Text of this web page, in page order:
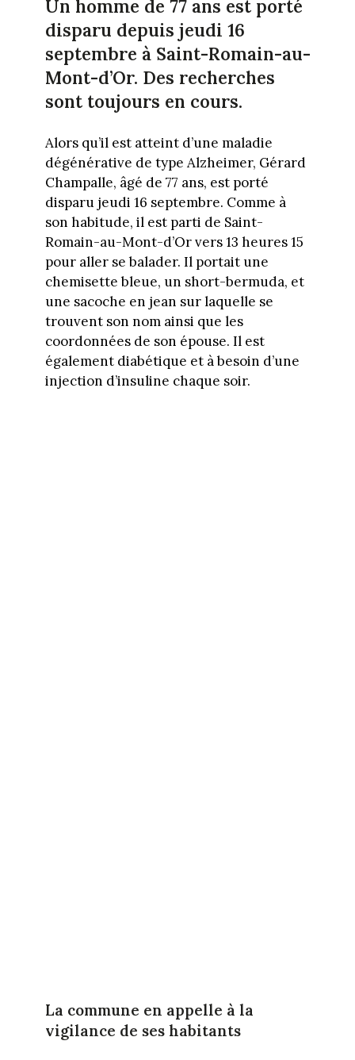
Un homme de 77 ans est porté
disparu depuis jeudi 16
septembre à Saint-Romain-au-
Mont-d’Or. Des recherches
sont toujours en cours.
Alors qu’il est atteint d’une maladie
dégénérative de type Alzheimer, Gérard
Champalle, âgé de 77 ans, est porté
disparu jeudi 16 septembre. Comme à
son habitude, il est parti de Saint-
Romain-au-Mont-d’Orvers 13 heures 15
pour aller se balader. Ilportait une
chemisette bleue, un short-bermuda, et
une sacoche en jean sur laquelle se
trouvent son nom ainsi que les
coordonnées de son épouse. Il est
également diabétique et à besoin d’une
injection d’insuline chaque soir.
La commune en appelle à la
vigilance de ses habitants